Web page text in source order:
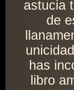
astucia
de
has
libro